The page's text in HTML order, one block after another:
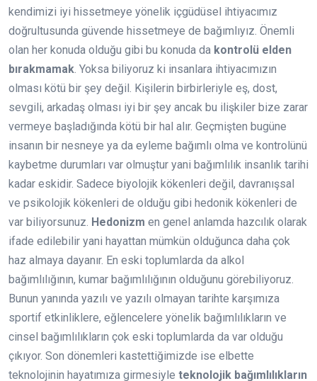
kendimizi iyi hissetmeye yönelik içgüdüsel ihtiyacımız
doğrultusunda güvende hissetmeye de bağımlıyız. Önemli
olan her konuda olduğu gibi bu konuda da kontrolü elden
bırakmamak . Yoksa biliyoruz ki insanlara ihtiyacımızın
olması kötü bir şey değil. Kişilerin birbirleriyle eş, dost,
sevgili, arkadaş olması iyi bir şey ancak bu ilişkiler bize zarar
vermeye başladığında kötü bir hal alır. Geçmişten bugüne
insanın bir nesneye ya da eyleme bağımlı olma ve kontrolünü
kaybetme durumları var olmuştur yani bağımlılık insanlık tarihi
kadar eskidir. Sadece biyolojik kökenleri değil, davranışsal
ve psikolojik kökenleri de olduğu gibi hedonik kökenleri de
var biliyorsunuz. Hedonizm en genel anlamda hazcılık olarak
ifade edilebilir yani hayattan mümkün olduğunca daha çok
haz almaya dayanır. En eski toplumlarda da alkol
bağımlılığının, kumar bağımlılığının olduğunu görebiliyoruz.
Bunun yanında yazılı ve yazılı olmayan tarihte karşımıza
sportif etkinliklere, eğlencelere yönelik bağımlılıkların ve
cinsel bağımlılıkların çok eski toplumlarda da var olduğu
çıkıyor. Son dönemleri kastettiğimizde ise elbette
teknolojinin hayatımıza girmesiyle teknolojik bağımlılıkların